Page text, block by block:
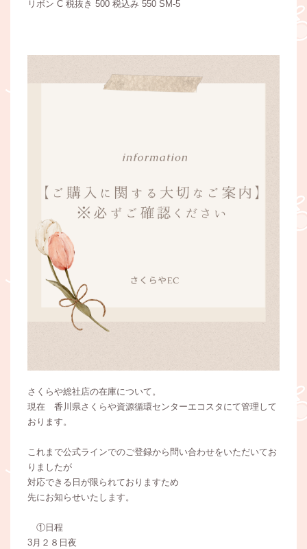
リボン C 税抜き 500 税込み 550 SM-5
さくらや総社店の在庫について。
現在 香川県さくらや資源循環センターエコスタにて管理して
おります。
これまで公式ラインでのご登録から問い合わせをいただいてお
りましたが
対応できる日が限られておりますため
先にお知らせいたします。
①日程
3月２８日夜